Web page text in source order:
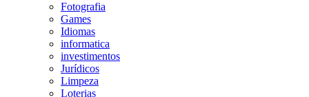
Fotografia
Games
Idiomas
informatica
investimentos
Jurídicos
Limpeza
Loterias